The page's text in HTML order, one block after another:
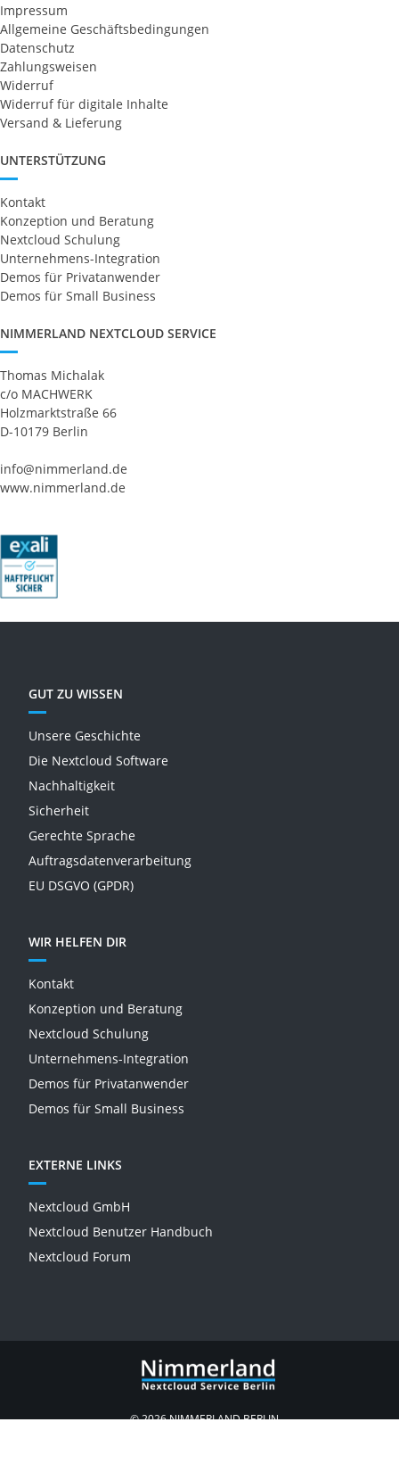
Impressum
Allgemeine Geschäftsbedingungen
Datenschutz
Zahlungsweisen
Widerruf
Widerruf für digitale Inhalte
Versand & Lieferung
UNTERSTÜTZUNG
Kontakt
Konzeption und Beratung
Nextcloud Schulung
Unternehmens-Integration
Demos für Privatanwender
Demos für Small Business
NIMMERLAND NEXTCLOUD SERVICE
Thomas Michalak
c/o MACHWERK
Holzmarktstraße 66
D-10179 Berlin
info@nimmerland.de
www.nimmerland.de
GUT ZU WISSEN
Unsere Geschichte
Die Nextcloud Software
Nachhaltigkeit
Sicherheit
Gerechte Sprache
Auftragsdatenverarbeitung
EU DSGVO (GPDR)
WIR HELFEN DIR
Kontakt
Konzeption und Beratung
Nextcloud Schulung
Unternehmens-Integration
Demos für Privatanwender
Demos für Small Business
EXTERNE LINKS
Nextcloud GmbH
Nextcloud Benutzer Handbuch
Nextcloud Forum
© 2026 NIMMERLAND BERLIN